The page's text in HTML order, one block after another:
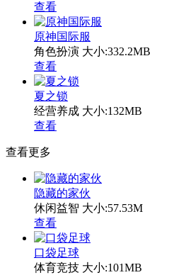
查看
原神国际服
角色扮演 大小:332.2MB
查看
夏之锁
经营养成 大小:132MB
查看
查看更多
隐藏的家伙
休闲益智 大小:57.53M
查看
口袋足球
体育竞技 大小:101MB